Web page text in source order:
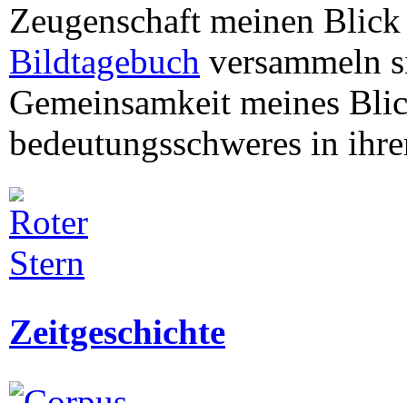
Zeugenschaft meinen
Bildtagebuch versammeln
Gemeinsamkeit meines
bedeutungsschweres in
Zeitgeschichte